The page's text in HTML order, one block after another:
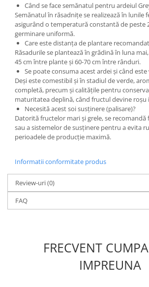
Când se face semănatul pentru ardeiul
Semănatul în răsadnițe se realizează în lunile
asigurând o temperatură constantă de peste
germinare uniformă.
Care este distanța de plantare
Răsadurile se plantează în grădină în luna
45 cm între plante și 60-70 cm între rânduri.
Se poate consuma acest ardei și când este
Deși este comestibil și în stadiul de verde,
completă, precum și calitățile pentru
maturitatea deplină, când fructul devine roșu
Necesită acest soi susținere (palisare)?
Datorită fructelor mari și grele, se recomandă
sau a sistemelor de susținere pentru a evita
perioadele de producție maximă.
Informatii conformitate produs
Review-uri(0)
FAQ
FRECVENT
IMPREUNA